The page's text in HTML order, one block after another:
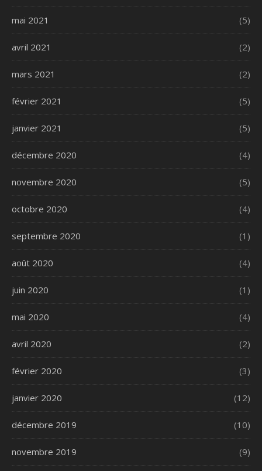
mai 2021 (5)
avril 2021 (2)
mars 2021 (2)
février 2021 (5)
janvier 2021 (5)
décembre 2020 (4)
novembre 2020 (5)
octobre 2020 (4)
septembre 2020 (1)
août 2020 (4)
juin 2020 (1)
mai 2020 (4)
avril 2020 (2)
février 2020 (3)
janvier 2020 (12)
décembre 2019 (10)
novembre 2019 (9)